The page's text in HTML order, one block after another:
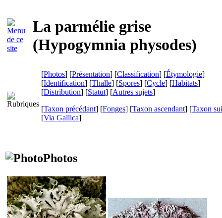
La parmélie grise
(Hypogymnia physodes)
[Photos] [Présentation] [Classification] [Étymologie]
[Identification] [Thalle] [Spores] [Cycle] [Habitats]
[Distribution] [Statut] [Autres sujets]
[Taxon précédant] [Fonges] [Taxon ascendant] [Taxon
[Via Gallica]
Photos